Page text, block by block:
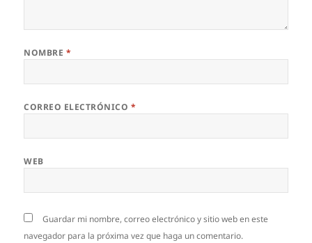
NOMBRE *
CORREO ELECTRÓNICO *
WEB
Guardar mi nombre, correo electrónico y sitio web en este
navegador para la próxima vez que haga un comentario.